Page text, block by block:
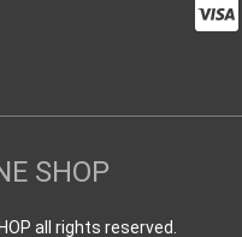
SHOP
all rights reserved.